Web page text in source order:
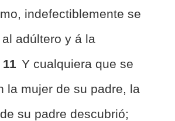
indefectiblemente se
adúltero y á la
11 Y cualquiera que se
la mujer de su padre, la
su padre descubrió;